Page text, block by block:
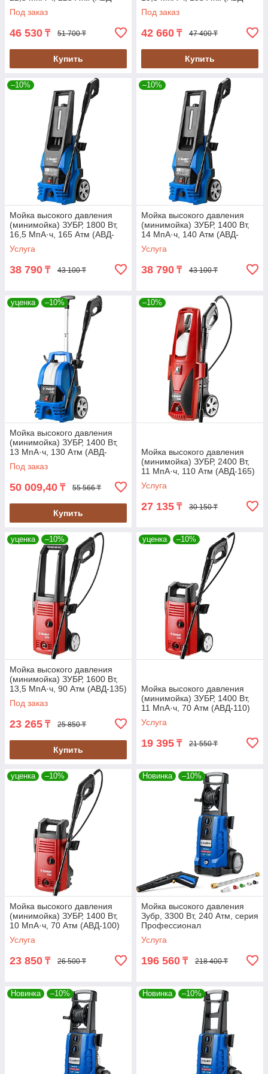
расширенную
Гарантию 5 лет!
П225)
Под заказ
46 530 ₸ 51 700 ₸
Купить
П195)
Под заказ
42 660 ₸ 47 400 ₸
Купить
–10%
Мойка высокого давления
(минимойка) ЗУБР, 1800 Вт,
16,5 МпА·ч, 165 Атм (АВД-
П165)
Услуга
38 790 ₸ 43 100 ₸
–10%
Мойка высокого давления
(минимойка) ЗУБР, 1400 Вт,
14 МпА·ч, 140 Атм (АВД-
П140)
Услуга
38 790 ₸ 43 100 ₸
уценка –10%
Мойка высокого давления
(минимойка) ЗУБР, 1400 Вт,
13 МпА·ч, 130 Атм (АВД-
П130)
Под заказ
50 009,40 ₸ 55 566 ₸
Купить
–10%
Мойка высокого давления
(минимойка) ЗУБР, 2400 Вт,
11 МпА·ч, 110 Атм (АВД-165)
Услуга
27 135 ₸ 30 150 ₸
уценка –10%
Мойка высокого давления
(минимойка) ЗУБР, 1600 Вт,
13,5 МпА·ч, 90 Атм (АВД-135)
Под заказ
23 265 ₸ 25 850 ₸
Купить
уценка –10%
Мойка высокого давления
(минимойка) ЗУБР, 1400 Вт,
11 МпА·ч, 70 Атм (АВД-110)
Услуга
19 395 ₸ 21 550 ₸
уценка –10%
Мойка высокого давления
(минимойка) ЗУБР, 1400 Вт,
10 МпА·ч, 70 Атм (АВД-100)
Услуга
23 850 ₸ 26 500 ₸
Новинка –10%
Мойка высокого давления
Зубр, 3300 Вт, 240 Атм, серия
Профессионал
Услуга
196 560 ₸ 218 400 ₸
Новинка –10% Новинка –10%